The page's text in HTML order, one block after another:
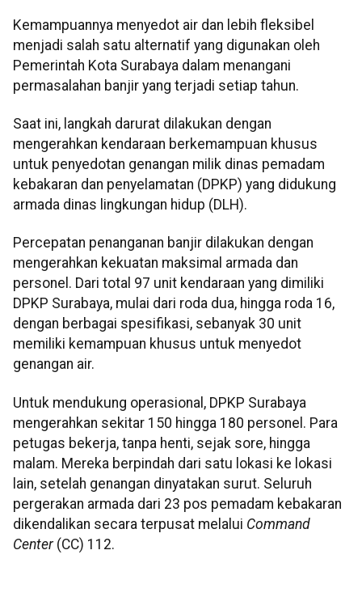
Kemampuannya menyedot air dan lebih fleksibel
menjadi salah satu alternatif yang digunakan oleh
Pemerintah Kota Surabaya dalam menangani
permasalahan banjir yang terjadi setiap tahun.
Saat ini, langkah darurat dilakukan dengan
mengerahkan kendaraan berkemampuan khusus
untuk penyedotan genangan milik dinas pemadam
kebakaran dan penyelamatan (DPKP) yang didukung
armada dinas lingkungan hidup (DLH).
Percepatan penanganan banjir dilakukan dengan
mengerahkan kekuatan maksimal armada dan
personel. Dari total 97 unit kendaraan yang dimiliki
DPKP Surabaya, mulai dari roda dua, hingga roda 16,
dengan berbagai spesifikasi, sebanyak 30 unit
memiliki kemampuan khusus untuk menyedot
genangan air.
Untuk mendukung operasional, DPKP Surabaya
mengerahkan sekitar 150 hingga 180 personel. Para
petugas bekerja, tanpa henti, sejak sore, hingga
malam. Mereka berpindah dari satu lokasi ke lokasi
lain, setelah genangan dinyatakan surut. Seluruh
pergerakan armada dari 23 pos pemadam kebakaran
dikendalikan secara terpusat melalui Command
Center(CC) 112.